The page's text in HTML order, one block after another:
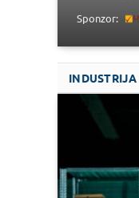
Sponzor:
INDUSTRIJA